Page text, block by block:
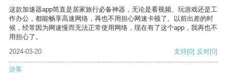
这款加速器app简直是居家旅行必备神器，无论是看视频、玩游戏还是工
作办公，都能畅享高速网络，再也不用担心网速卡顿了。以前出差的时
候，经常因为网速慢而无法正常使用网络，现在有了这个app，我再也不
用担心了。
2024-03-20
支持[0] 反对[0]
游客